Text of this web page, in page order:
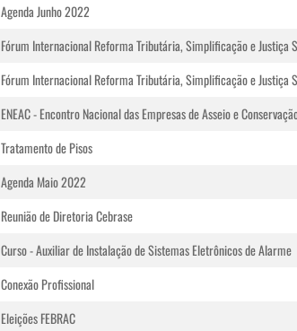
Agenda Junho 2022
Fórum Internacional Reforma Tributária, Simplificação e Justiça
Fórum Internacional Reforma Tributária, Simplificação e Justiça
ENEAC - Encontro Nacional das Empresas de Asseio e
Tratamento de Pisos
Agenda Maio 2022
Reunião de Diretoria Cebrase
Curso - Auxiliar de Instalação de Sistemas Eletrônicos de Alarme
Conexão Profissional
Eleições FEBRAC